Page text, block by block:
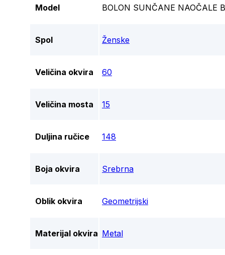
Model BOLON SUNČANE NAOČALE
Spol Ženske
Veličina okvira 60
Veličina mosta 15
Duljina ručice 148
Boja okvira Srebrna
Oblik okvira Geometrijski
Materijal okvira Metal